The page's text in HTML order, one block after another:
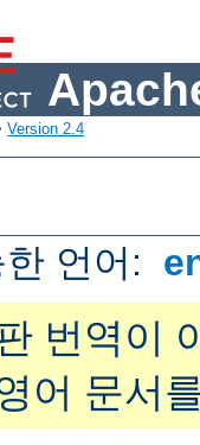
Version 2.4
언어:
번역이
어 문서